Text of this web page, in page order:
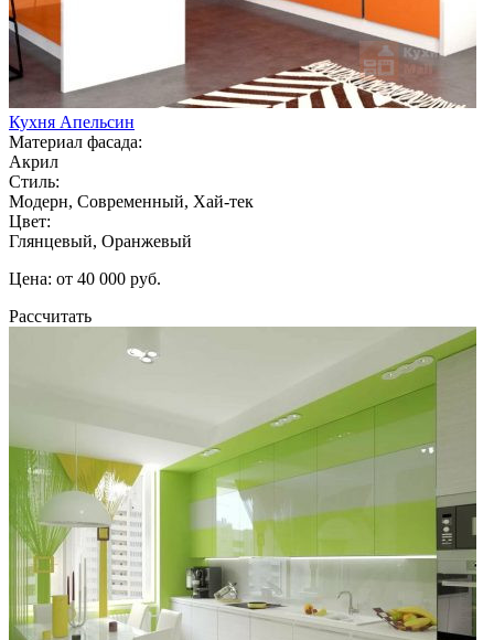
Кухня Апельсин
Материал фасада:
Акрил
Стиль:
Модерн, Современный, Хай-тек
Цвет:
Глянцевый, Оранжевый
Цена: от 40 000 руб.
Рассчитать